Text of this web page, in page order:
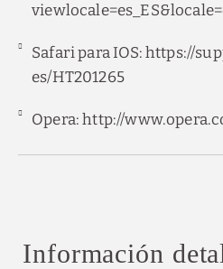
Safari para IOS:https://
es/HT201265
Opera:http://
Información